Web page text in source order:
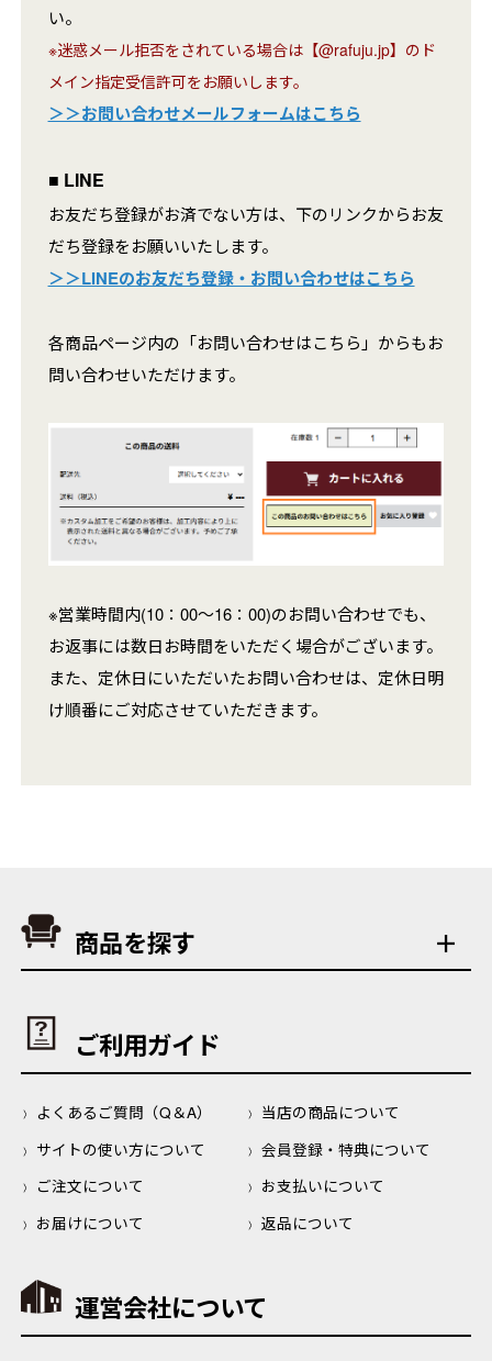
い。
※迷惑メール拒否をされている場合は【@rafuju.jp】のド
メイン指定受信許可をお願いします。
＞＞お問い合わせメールフォームはこちら
■ LINE
お友だち登録がお済でない方は、下のリンクからお友
だち登録をお願いいたします。
＞＞LINEのお友だち登録・お問い合わせはこちら
各商品ページ内の「お問い合わせはこちら」からもお
問い合わせいただけます。
※営業時間内(10：00～16：00)のお問い合わせでも、
お返事には数日お時間をいただく場合がございます。
また、定休日にいただいたお問い合わせは、定休日明
け順番にご対応させていただきます。
商品を探す
ご利用ガイド
よくあるご質問（Q＆A）
当店の商品について
サイトの使い方について
会員登録・特典について
ご注文について
お支払いについて
お届けについて
返品について
運営会社について